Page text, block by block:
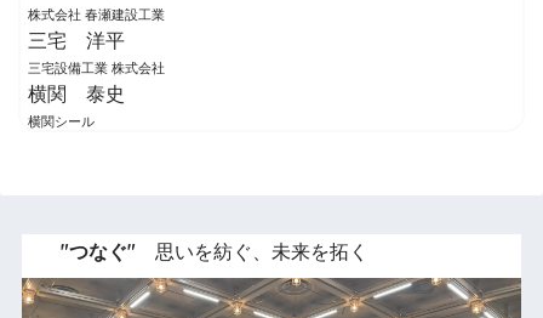
株式会社 春瀬建設工業
三宅 洋平
三宅設備工業 株式会社
横関 泰史
横関シール
"つなぐ" 思いを紡ぐ、未来を拓く